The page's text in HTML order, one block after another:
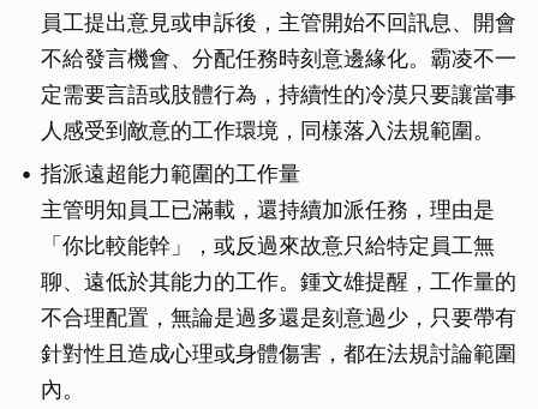
員工提出意見或申訴後，主管開始不回訊息、開會
不給發言機會、分配任務時刻意邊緣化。霸凌不一
定需要言語或肢體行為，持續性的冷漠只要讓當事
人感受到敵意的工作環境，同樣落入法規範圍。
指派遠超能力範圍的工作量
主管明知員工已滿載，還持續加派任務，理由是
「你比較能幹」，或反過來故意只給特定員工無
聊、遠低於其能力的工作。鍾文雄提醒，工作量的
不合理配置，無論是過多還是刻意過少，只要帶有
針對性且造成心理或身體傷害，都在法規討論範圍
內。